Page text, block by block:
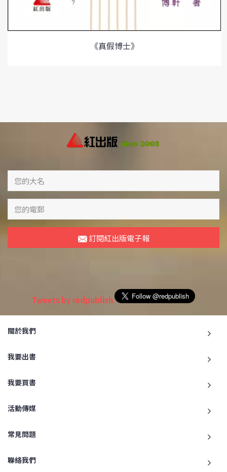
《真假博士》
訂閱紅出版電子報
Tweets by redpublish
關於我們
我要出書
我要買書
活動傳媒
常見問題
聯絡我們